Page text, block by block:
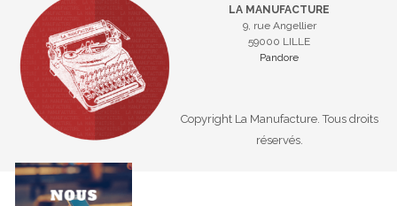
LA MANUFACTURE
9, rue Angellier
59000 LILLE
Pandore
Copyright La Manufacture. Tous droits
réservés.